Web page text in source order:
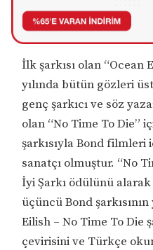
İlk şarkısı olan “Ocean
yılında bütün gözleri
genç şarkıcı ve söz
olan “No Time To Die”
şarkısıyla Bond filmleri
sanatçı olmuştur. “No
İyi Şarkı ödülünü
üçüncü Bond
Eilish – No Time To Die
çevirisini ve Türkçe